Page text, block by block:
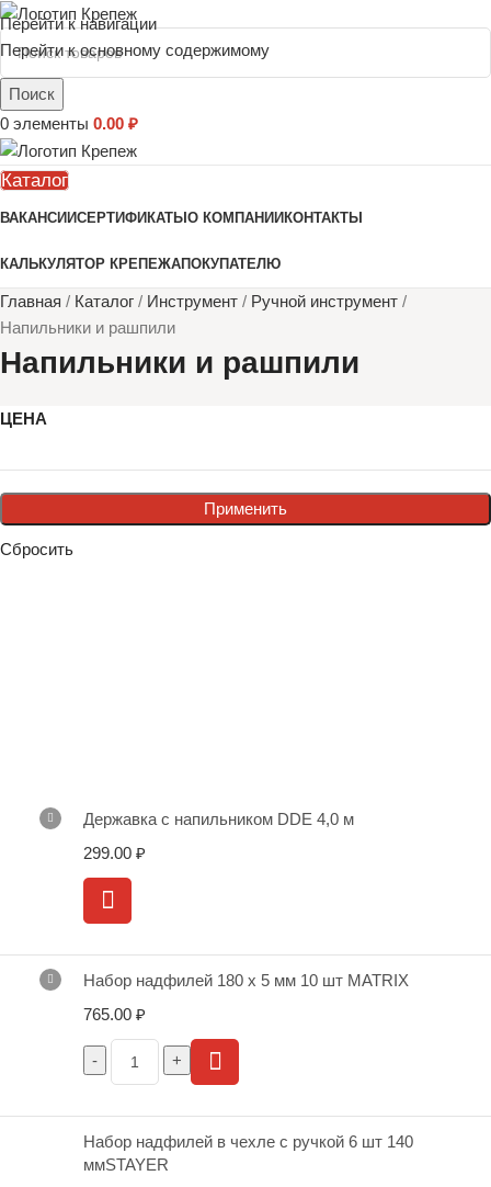
Перейти к навигации
Перейти к основному содержимому
Поиск
0 элементы 0.00 ₽
Каталог
ВАКАНСИИСЕРТИФИКАТЫ О КОМПАНИИ КОНТАКТЫ
КАЛЬКУЛЯТОР КРЕПЕЖАПОКУПАТЕЛЮ
Главная / Каталог / Инструмент / Ручной инструмент /
Напильники и рашпили
Напильники и рашпили
ЦЕНА
Применить
Сбросить
Державка с напильником DDE 4,0 м
299.00 ₽
Набор надфилей 180 х 5 мм 10 шт MATRIX
765.00 ₽
Набор надфилей в чехле с ручкой 6 шт 140
ммSTAYER